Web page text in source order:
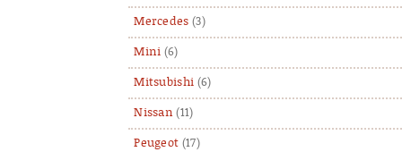
Mercedes (3)
Mini (6)
Mitsubishi (6)
Nissan (11)
Peugeot (17)